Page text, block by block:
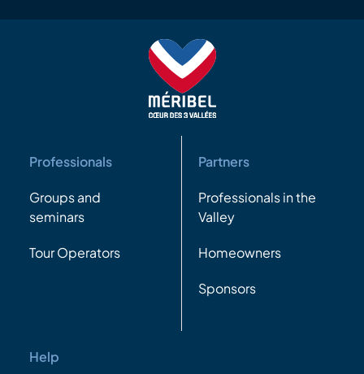
Professionals
Groups and
seminars
Tour Operators
Partners
Professionals in the
Valley
Homeowners
Sponsors
Help